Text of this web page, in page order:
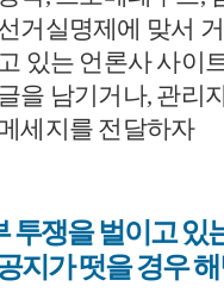
거실명제에 맞서
있는 언론사 사이
을 남기거나, 관리
세지를 전달하자
투쟁을 벌이고 있
지가 떳을 경우